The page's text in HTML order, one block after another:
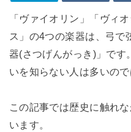
「ヴァイオリン」「ヴィ
ス」の4つの楽器は、弓で
器(さつげんがっき)」です
いを知らない人は多いので
この記事では歴史に触れ
います。